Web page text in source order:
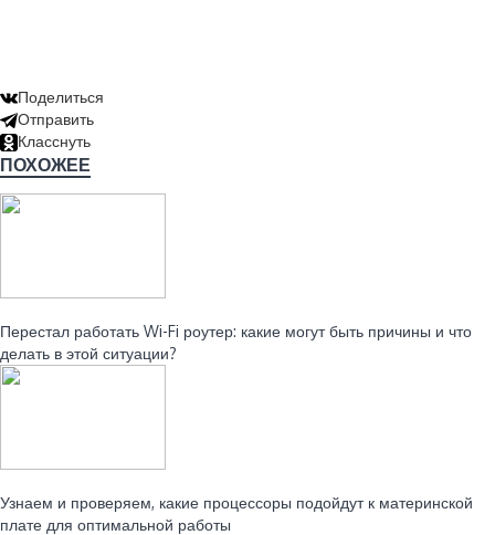
Поделиться
Отправить
Класснуть
ПОХОЖЕЕ
Перестал работать Wi-Fi роутер: какие могут быть причины и что
делать в этой ситуации?
Узнаем и проверяем, какие процессоры подойдут к материнской
плате для оптимальной работы